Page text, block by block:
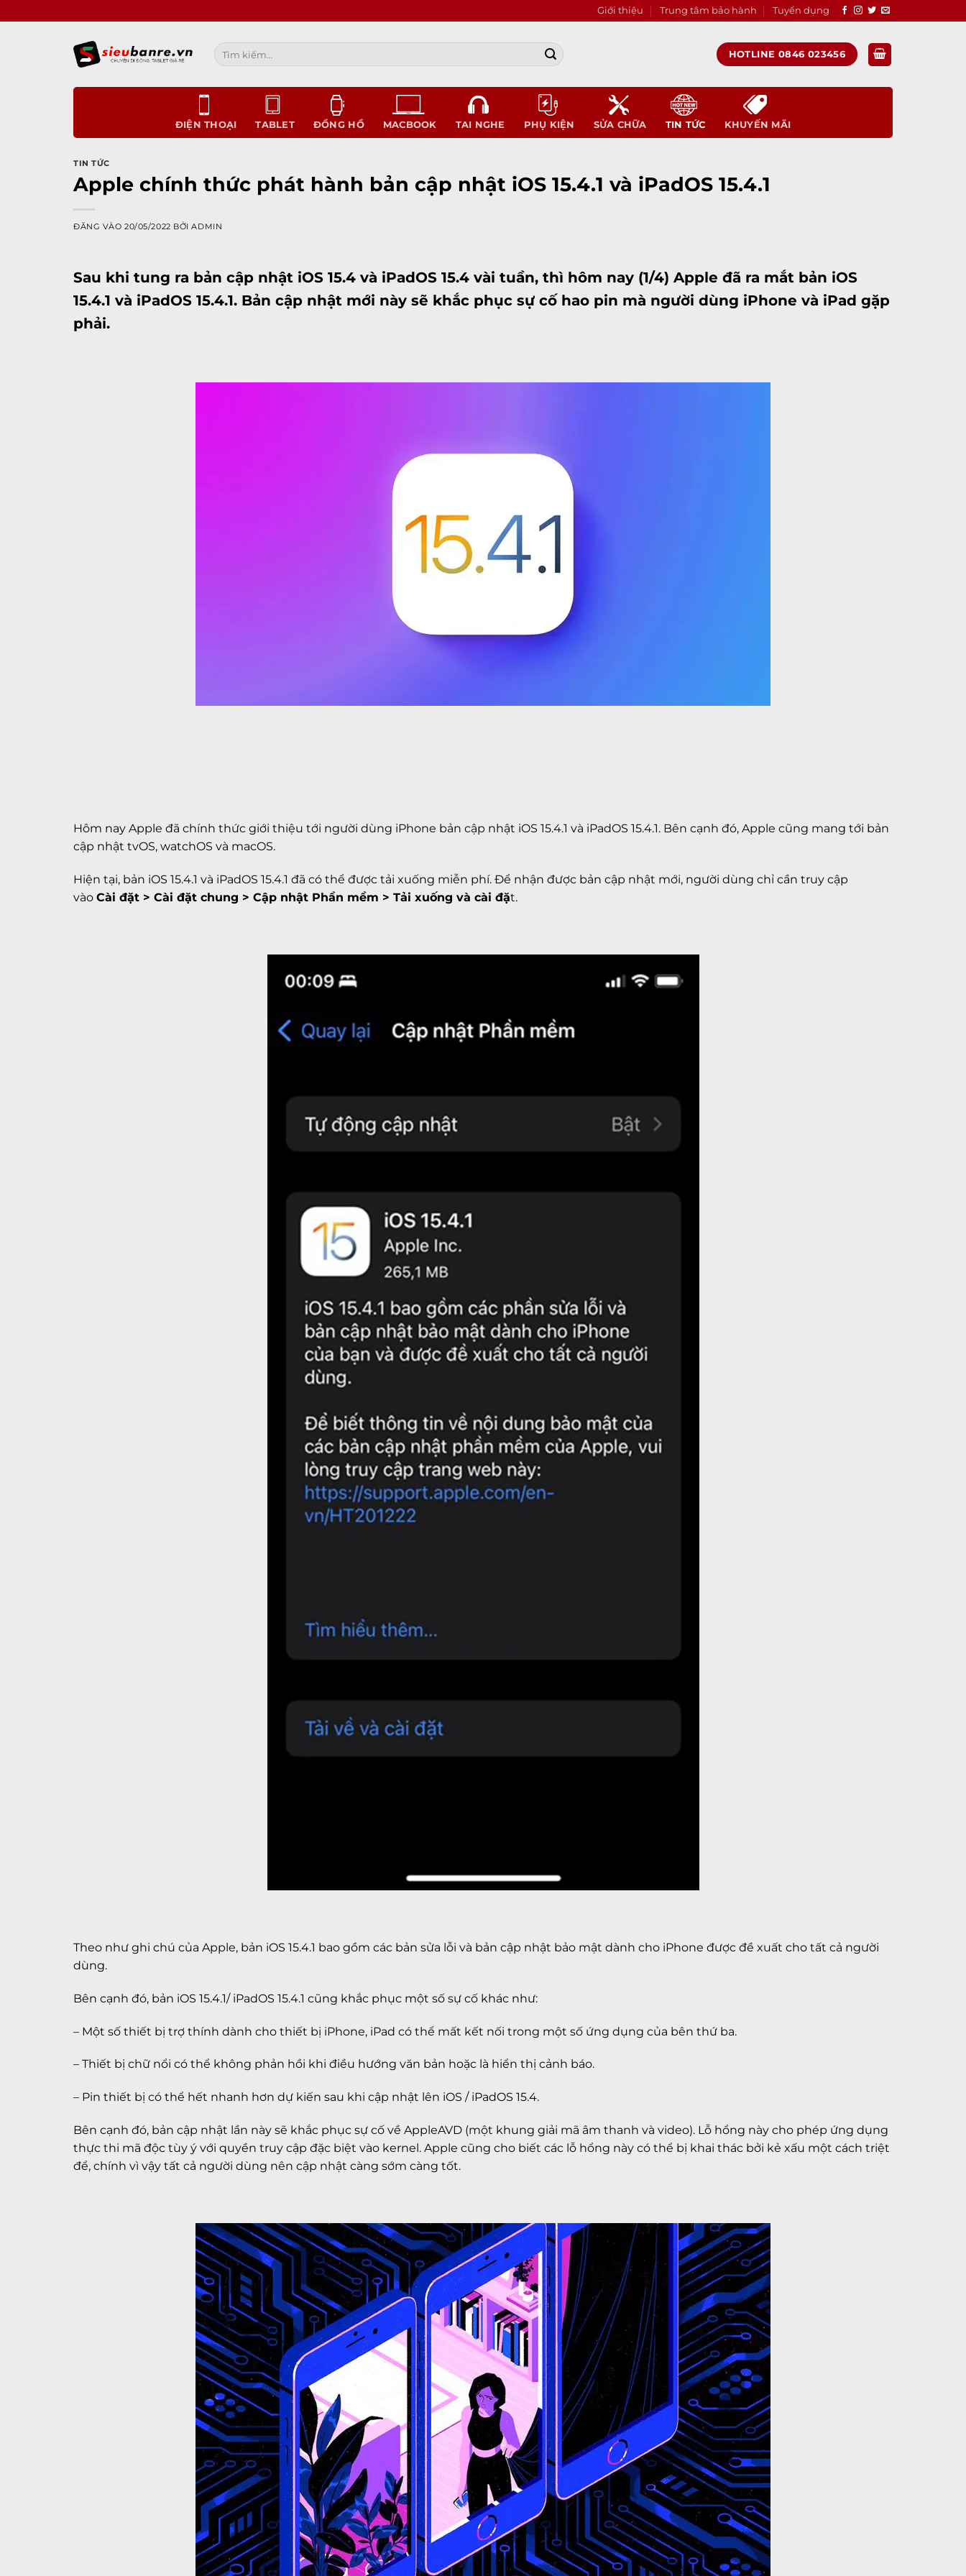
qua
Giới thiệu Trung tâm bảo hành Tuyển dụng
Tìm
kiếm:
HOTLINE 0846 023456
ĐIỆN THOẠI TABLET ĐỒNG HỒ MACBOOK TAI NGHE PHỤ KIỆN SỬA CHỮA TIN TỨC KHUYẾN MÃI
TIN TỨC
Apple chính thức phát hành bản cập nhật iOS 15.4.1 và iPadOS 15.4.1
ĐĂNG VÀO20/05/2022 BỞIADMIN
Sau khi tung ra bản cập nhật iOS 15.4 và iPadOS 15.4 vài tuần, thì hôm nay (1/4) Apple đã ra mắt bản iOS
15.4.1 và iPadOS 15.4.1. Bản cập nhật mới này sẽ khắc phục sự cố hao pin mà người dùng iPhone và iPad gặp
phải.
Hôm nay Apple đã chính thức giới thiệu tới người dùng iPhone bản cập nhật iOS 15.4.1 và iPadOS 15.4.1. Bên cạnh đó, Apple cũng mang tới bản
cập nhật tvOS, watchOS và macOS.
Hiện tại, bản iOS 15.4.1 và iPadOS 15.4.1 đã có thể được tải xuống miễn phí. Để nhận được bản cập nhật mới, người dùng chỉ cần truy cập
vào Cài đặt > Cài đặt chung > Cập nhật Phần mềm > Tải xuống và cài đặt.
Theo như ghi chú của Apple, bản iOS 15.4.1 bao gồm các bản sửa lỗi và bản cập nhật bảo mật dành cho iPhone được đề xuất cho tất cả người
dùng.
Bên cạnh đó, bản iOS 15.4.1/ iPadOS 15.4.1 cũng khắc phục một số sự cố khác như:
– Một số thiết bị trợ thính dành cho thiết bị iPhone, iPad có thể mất kết nối trong một số ứng dụng của bên thứ ba.
– Thiết bị chữ nổi có thể không phản hồi khi điều hướng văn bản hoặc là hiển thị cảnh báo.
– Pin thiết bị có thể hết nhanh hơn dự kiến ​​sau khi cập nhật lên iOS / iPadOS 15.4.
Bên cạnh đó, bản cập nhật lần này sẽ khắc phục sự cố về AppleAVD (một khung giải mã âm thanh và video). Lỗ hổng này cho phép ứng dụng
thực thi mã độc tùy ý với quyền truy cập đặc biệt vào kernel. Apple cũng cho biết các lỗ hổng này có thể bị khai thác bởi kẻ xấu một cách triệt
để, chính vì vậy tất cả người dùng nên cập nhật càng sớm càng tốt.